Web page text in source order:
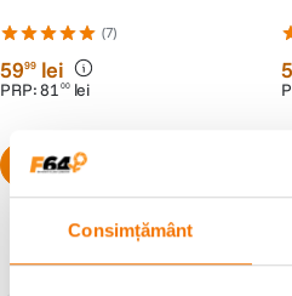
Consimțământ
(7)
5999 lei
PRP:81 00 lei
Populare în aceeași